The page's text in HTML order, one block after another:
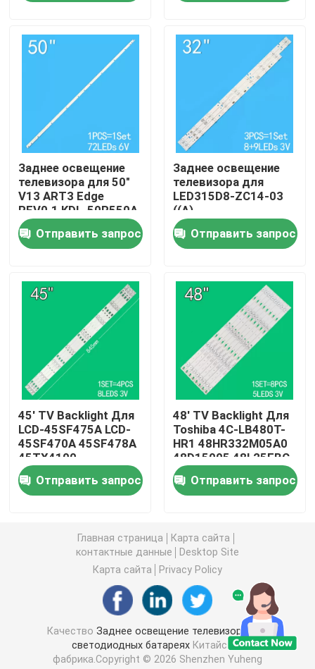
Видео
Путешествие фабрики
Проверка качества
Свяжитесь мы
Спросите цитату
Заднее освещение телевизоров на светодиодных
Приведенный осветите прокладку контржурным
Заднее освещение телевизора LG
Подсветка телевизора Samsung
Подсветка телевизора TOSHIBA
Заднее освещение телевизора TCL
Заднее освещение Вестела
Заднее освещение
телевизора для 50"
V13 ART3 Edge
REV0.1 KDL-50R550A
6922L-0083A
6916L1291A
Отправить запрос
Заднее освещение
телевизора для
LED315D8-ZC14-03
((A)
315D3503V1W4C1BX2-
55917M
30331509207
Отправить запрос
45' TV Backlight Для
LCD-45SF475A LCD-
45SF470A 45SF478A
45TX4100
3P45UM003 A0
3P45UM001 A9
ECHOM-0345UM002
Отправить запрос
48' TV Backlight Для
Toshiba 4C-LB480T-
HR1 48HR332M05A0
48D15005 48L25EBC
48L26CMC 48L2600C
48L2500C
Отправить запрос
Главная страница
Карта сайта
контактные данные
Desktop Site
Карта сайта
Privacy Policy
Качество Заднее освещение телевизоров на
светодиодных батареяхКитайская
фабрика.Copyright © 2026 Shenzhen Yuheng